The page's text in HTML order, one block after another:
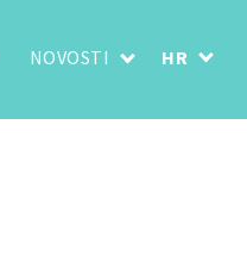
NOVOSTI HR